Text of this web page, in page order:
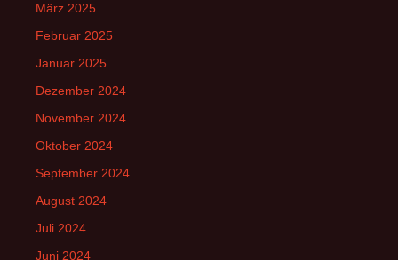
März 2025
Februar 2025
Januar 2025
Dezember 2024
November 2024
Oktober 2024
September 2024
August 2024
Juli 2024
Juni 2024